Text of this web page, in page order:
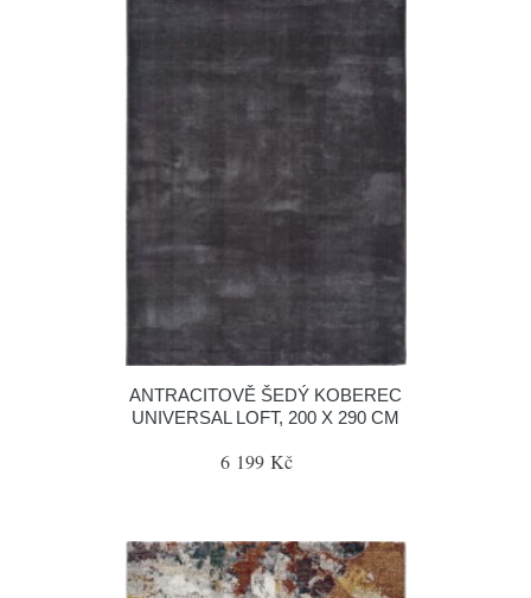
ANTRACITOVĚ ŠEDÝ KOBEREC
UNIVERSAL LOFT, 200 X 290 CM
6 199 Kč